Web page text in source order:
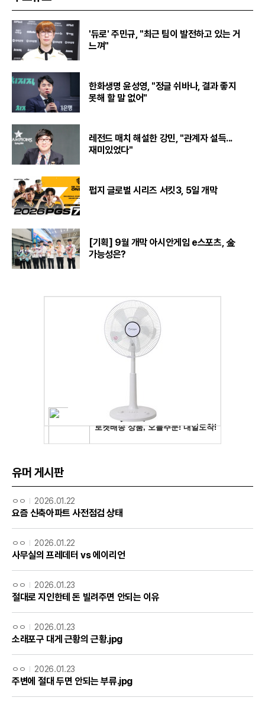
'듀로' 주민규, "최근 팀이 발전하고 있는 거
느껴"
한화생명 윤성영, "정글 쉬바나, 결과 좋지
못해 할 말 없어"
레전드 매치 해설한 강민, "관계자 설득...
재미있었다"
펍지 글로벌 시리즈 서킷3, 5일 개막
[기획] 9월 개막 아시안게임 e스포츠, 金
가능성은?
유머 게시판
ㅇㅇ 2026.01.22
요즘 신축아파트 사전점검 상태
ㅇㅇ 2026.01.22
사무실의 프레데터 vs 에이리언
ㅇㅇ 2026.01.23
절대로 지인한테 돈 빌려주면 안되는 이유
ㅇㅇ 2026.01.23
소래포구 대게 근황의 근황.jpg
ㅇㅇ 2026.01.23
주변에 절대 두면 안되는 부류.jpg